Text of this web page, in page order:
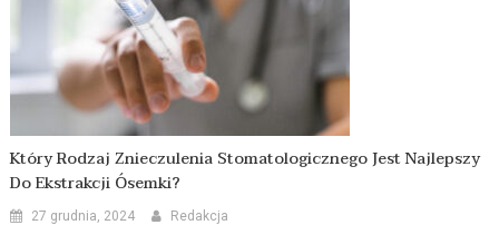
Który Rodzaj Znieczulenia Stomatologicznego Jest Najlepszy
Do Ekstrakcji Ósemki?
27 grudnia, 2024 Redakcja